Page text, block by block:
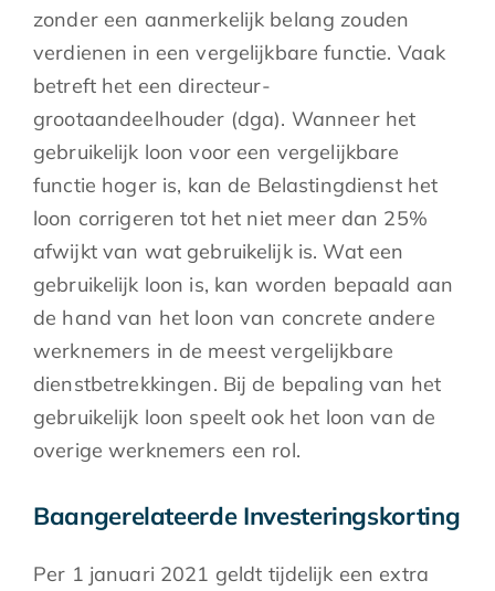
zonder een aanmerkelijk belang zouden
verdienen in een vergelijkbare functie. Vaak
betreft het een directeur-
grootaandeelhouder (dga). Wanneer het
gebruikelijk loon voor een vergelijkbare
functie hoger is, kan de Belastingdienst het
loon corrigeren tot het niet meer dan 25%
afwijkt van wat gebruikelijk is. Wat een
gebruikelijk loon is, kan worden bepaald aan
de hand van het loon van concrete andere
werknemers in de meest vergelijkbare
dienstbetrekkingen. Bij de bepaling van het
gebruikelijk loon speelt ook het loon van de
overige werknemers een rol.
Baangerelateerde Investeringskorting
Per 1 januari 2021 geldt tijdelijk een extra